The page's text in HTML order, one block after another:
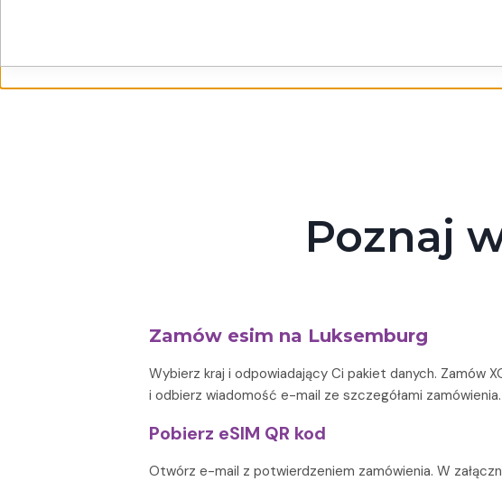
Poznaj
Zamów esim na Luksemburg
Wybierz kraj i odpowiadający Ci pakiet danych. Zamów
i odbierz wiadomość e-mail ze szczegółami zamówienia.
Pobierz eSIM QR kod
Otwórz e-mail z potwierdzeniem zamówienia. W